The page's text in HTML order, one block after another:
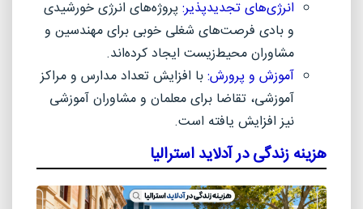
انرژی‌های تجدیدپذیر: پروژه‌های انرژی خورشیدی
و بادی فرصت‌های شغلی خوبی برای مهندسین و
مشاوران محیط‌زیست ایجاد کرده‌اند.
آموزش و پرورش:با افزایش تعداد مدارس و مراکز
آموزشی، تقاضا برای معلمان و مشاوران آموزشی
نیز افزایش یافته است.
هزینه زندگی در آدلاید استرالیا